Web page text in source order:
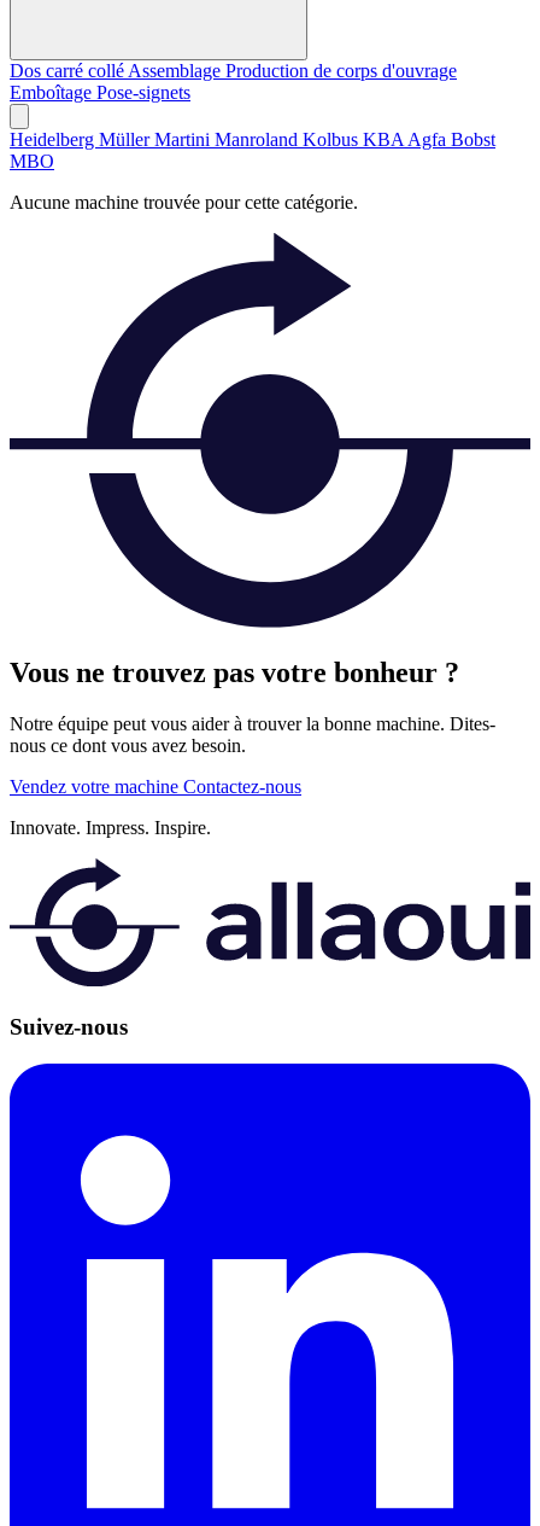
Dos carré collé Assemblage Production de corps d'ouvrage
Emboîtage Pose-signets
Heidelberg Müller Martini Manroland Kolbus KBA Agfa Bobst
MBO
Aucune machine trouvée pour cette catégorie.
Vous ne trouvez pas votre bonheur ?
Notre équipe peut vous aider à trouver la bonne machine. Dites-
nous ce dont vous avez besoin.
Vendez votre machine Contactez-nous
Innovate. Impress. Inspire.
Suivez-nous